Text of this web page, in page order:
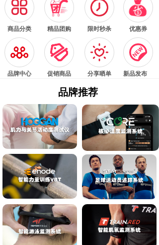
商品分类 精品团购 优惠券
限时秒杀
按钮文本 按钮文本 按钮文本
按钮文本
品牌中心 促销商品 分享晒单 新品发布
按钮文本 按钮文本 按钮文本 按钮文本
品牌推荐